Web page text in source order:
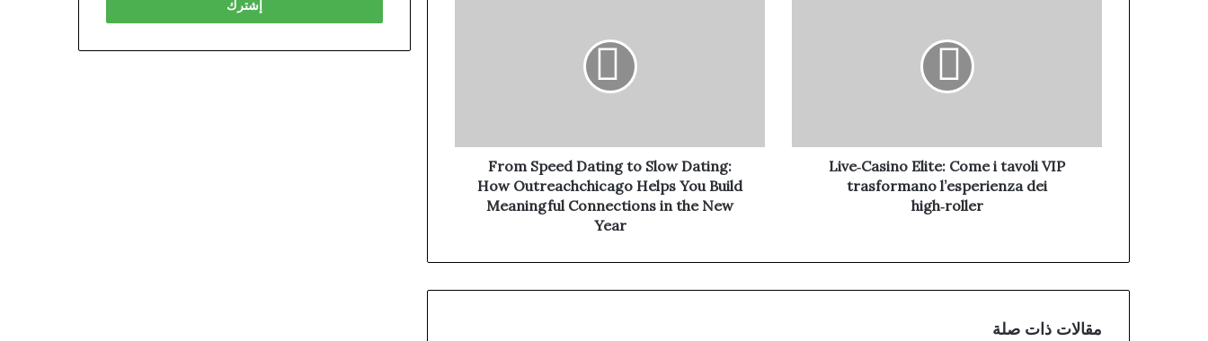
Live‑Casino Elite: Come i tavoli VIP
trasformano l’esperienza dei
high‑roller
From Speed Dating to Slow Dating:
How Outreachchicago Helps You Build
Meaningful Connections in the New
Year
مقالات ذات صلة